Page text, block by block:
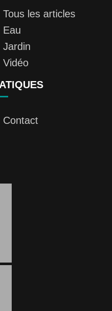
Tous les articles
Eau
Jardin
Vidéo
Contact